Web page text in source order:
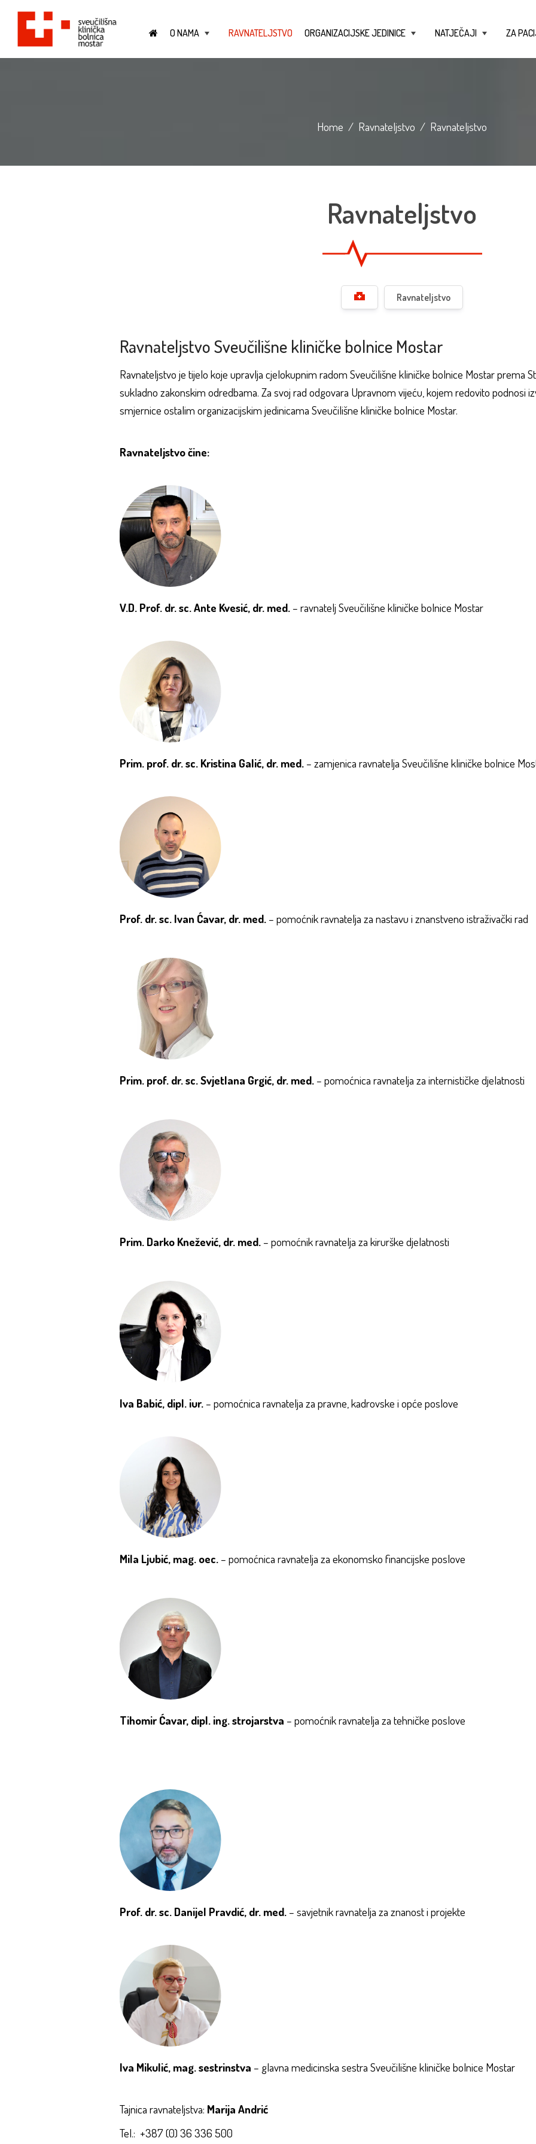
O NAMA RAVNATELJSTVO ORGANIZACIJSKE JEDINICE NATJEČAJI ZA
Home / Ravnateljstvo / Ravnateljstvo
Ravnateljstvo
Ravnateljstvo
Ravnateljstvo Sveučilišne kliničke bolnice Mostar
Ravnateljstvo je tijelo koje upravlja cjelokupnim radom Sveučilišne kliničke bolnice Mostar prema
sukladno zakonskim odredbama. Za svoj rad odgovara Upravnom vijeću, kojem redovito podnosi
smjernice ostalim organizacijskim jedinicama Sveučilišne kliničke bolnice Mostar.
Ravnateljstvo čine:
V.D. Prof. dr. sc. Ante Kvesić, dr. med. – ravnatelj Sveučilišne kliničke bolnice Mostar
Prim. prof. dr. sc. Kristina Galić, dr. med.– zamjenica ravnatelja Sveučilišne kliničke bolnice
Prof. dr. sc. Ivan Ćavar, dr. med.– pomoćnik ravnatelja za nastavu i znanstveno istraživački rad
Prim. prof. dr. sc. Svjetlana Grgić, dr. med. – pomoćnica ravnatelja za internističke djelatnosti
Prim. Darko Knežević, dr. med. – pomoćnik ravnatelja za kirurške djelatnosti
Iva Babić, dipl. iur.– pomoćnica ravnatelja za pravne, kadrovske i opće poslove
Mila Ljubić, mag. oec.– pomoćnica ravnatelja za ekonomsko financijske poslove
Tihomir Ćavar, dipl. ing. strojarstva – pomoćnik ravnatelja za tehničke poslove
Prof. dr. sc. Danijel Pravdić, dr. med.– savjetnik ravnatelja za znanost i projekte
Iva Mikulić, mag. sestrinstva – glavna medicinska sestra Sveučilišne kliničke bolnice Mostar
Tajnica ravnateljstva: Marija Andrić
Tel.: +387 (0) 36 336 500